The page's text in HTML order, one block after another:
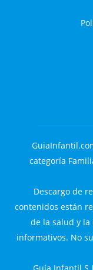
categoría
Descargo de
contenidos están
de la salud y
informativos. No